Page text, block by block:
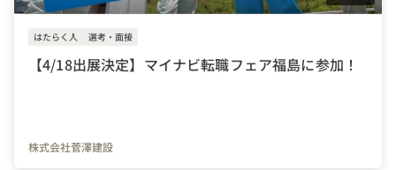
はたらく人 選考・面接
【4/18出展決定】マイナビ転職フェア福島に参加！
株式会社菅澤建設